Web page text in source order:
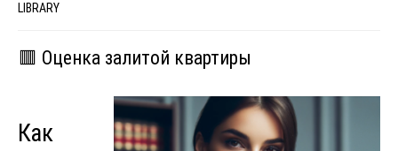
LIBRARY
🟥 Оценка залитой квартиры
Как